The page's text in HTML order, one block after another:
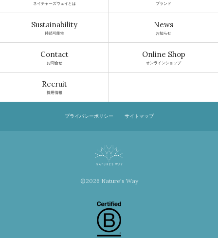
ネイチャーズウェイとは ブランド
Sustainability
持続可能性
News
お知らせ
Contact
お問合せ
Online Shop
オンラインショップ
Recruit
採用情報
プライバシーポリシー サイトマップ
©2026 Nature's Way